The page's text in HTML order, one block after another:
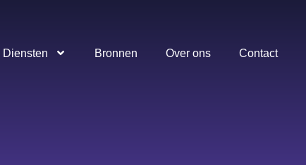
Diensten Bronnen Over ons Contact